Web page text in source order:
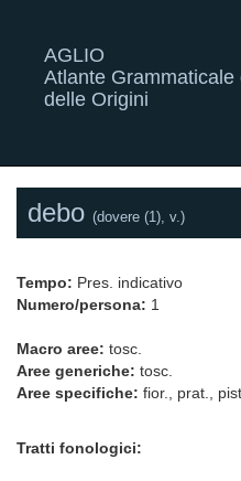
AGLIO
Atlante
delle Origini
debo (dovere (1), v.)
Tempo: Pres. indicativo
Numero/persona: 1
Macro aree: tosc.
Aree generiche: tosc.
Aree specifiche: fior., prat.,
Tratti fonologici: